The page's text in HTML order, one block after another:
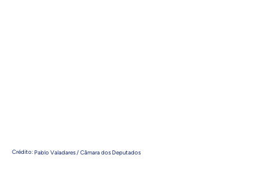
Crédito:Pablo Valadares / Câmara dos Deputados